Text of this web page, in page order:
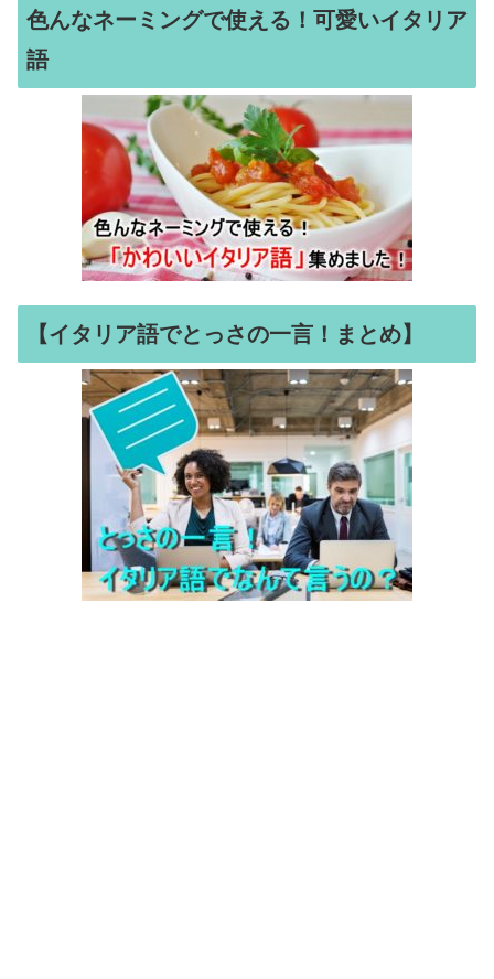
色んなネーミングで使える！可愛いイタリア
語
【イタリア語でとっさの一言！まとめ】